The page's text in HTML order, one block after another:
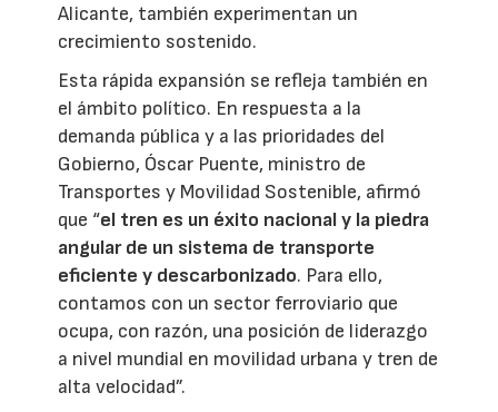
Alicante, también experimentan un
crecimiento sostenido.
Esta rápida expansión se refleja también en
el ámbito político. En respuesta a la
demanda pública y a las prioridades del
Gobierno, Óscar Puente, ministro de
Transportes y Movilidad Sostenible, afirmó
que “el tren es un éxito nacional y la piedra
angular de un sistema de transporte
eficiente y descarbonizado. Para ello,
contamos con un sector ferroviario que
ocupa, con razón, una posición de liderazgo
a nivel mundial en movilidad urbana y tren de
alta velocidad”.